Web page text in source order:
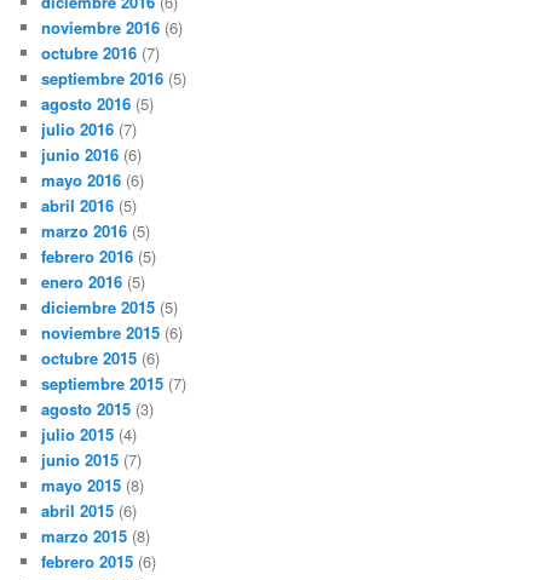
noviembre 2016 (6)
octubre 2016 (7)
septiembre 2016 (5)
agosto 2016 (5)
julio 2016 (7)
junio 2016 (6)
mayo 2016 (6)
abril 2016 (5)
marzo 2016 (5)
febrero 2016 (5)
enero 2016 (5)
diciembre 2015 (5)
noviembre 2015 (6)
octubre 2015 (6)
septiembre 2015 (7)
agosto 2015 (3)
julio 2015 (4)
junio 2015 (7)
mayo 2015 (8)
abril 2015 (6)
marzo 2015 (8)
febrero 2015 (6)